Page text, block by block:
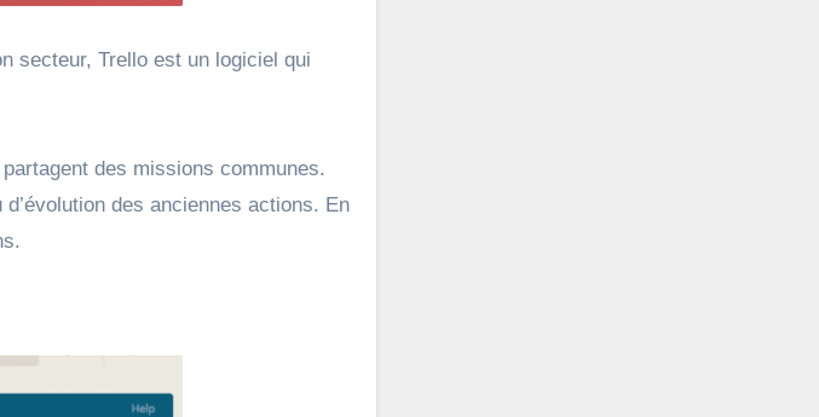
secteur, Trello est un logiciel qui
des missions communes.
des anciennes actions. En